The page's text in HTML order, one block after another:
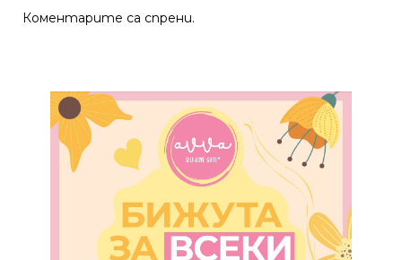
Коментарите са спрени.